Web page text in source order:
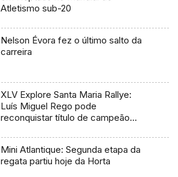
Atletismo sub-20
Nelson Évora fez o último salto da
carreira
XLV Explore Santa Maria Rallye:
Luís Miguel Rego pode
reconquistar título de campeão
Mini Atlantique: Segunda etapa da
regata partiu hoje da Horta